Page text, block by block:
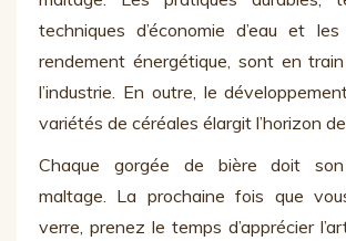
techniques d’économie d’eau et
rendement énergétique, sont en
l’industrie. En outre, le
variétés de céréales élargit l’horizon
Chaque gorgée de bière doit
maltage. La prochaine fois que
verre, prenez le temps d’apprécier